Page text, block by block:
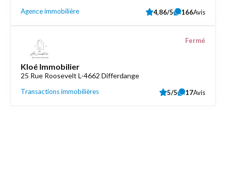
Agence immobilière 4,86/5 166Avis
Kloé Immobilier
25 Rue Roosevelt L-4662 Differdange
Transactions immobilières
Fermé
5/5 17Avis